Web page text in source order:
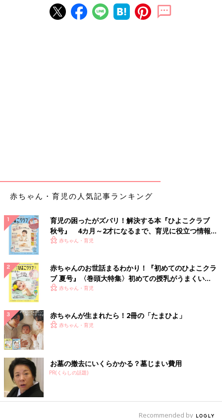
赤ちゃん・育児の人気記事ランキング
育児の困ったがズバリ！解決する本『ひよこクラブ
秋号』 4カ月～2才になるまで、育児に役立つ情報が
いっぱい！
赤ちゃん・育児
赤ちゃんのお世話まるわかり！『初めてのひよこクラ
ブ 夏号』〈巻頭大特集〉初めての授乳がうまくい
く！ おっぱい・ミルクの基本と夏のトラブル 解決テ
赤ちゃん・育児
赤ちゃんが生まれたら！2冊の「たまひよ」
赤ちゃん・育児
お墓の撤去にいくらかかる？墓じまい費用
PR(くらしの話題)
Recommended by